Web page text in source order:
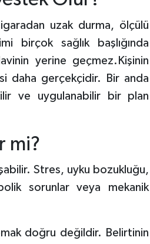
uzak durma, ölçülü
birçok sağlık başlığında
yerine geçmez.Kişinin
daha gerçekçidir. Bir anda
ve uygulanabilir bir plan
mi?
Stres, uyku bozukluğu,
sorunlar veya mekanik
doğru değildir. Belirtinin